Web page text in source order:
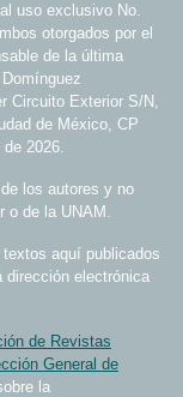
uso exclusivo No.
otorgados por el
de la última
Circuito Exterior S/N,
de México, CP
2026.
los autores y no
o de la UNAM.
aquí publicados
electrónica
de Revistas
General de
la